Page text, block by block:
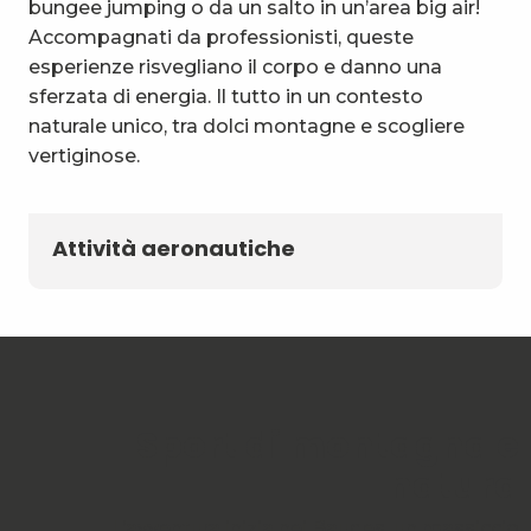
bungee jumping o da un salto in un’area big air!
Accompagnati da professionisti, queste
esperienze risvegliano il corpo e danno una
sferzata di energia. Il tutto in un contesto
naturale unico, tra dolci montagne e scogliere
vertiginose.
Attività aeronautiche